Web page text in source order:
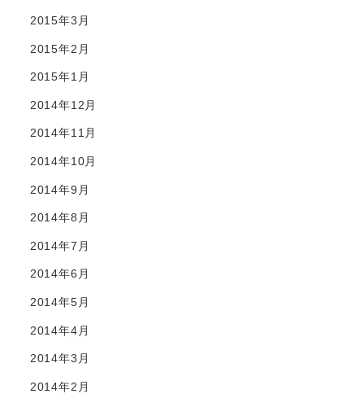
2015年3月
2015年2月
2015年1月
2014年12月
2014年11月
2014年10月
2014年9月
2014年8月
2014年7月
2014年6月
2014年5月
2014年4月
2014年3月
2014年2月